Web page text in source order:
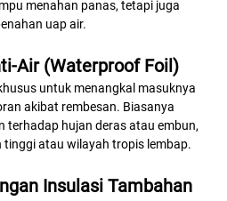
menahan panas, tetapi juga
uap air.
Air (Waterproof Foil)
untuk menangkal masuknya
akibat rembesan. Biasanya
terhadap hujan deras atau embun,
atau wilayah tropis lembap.
Insulasi Tambahan